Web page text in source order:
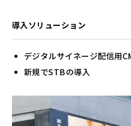
導入ソリューション
デジタルサイネージ配信用
新規でSTBの導入